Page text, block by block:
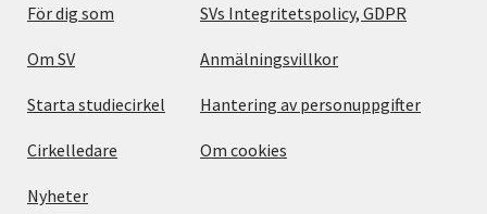
För dig som
Om SV
Starta studiecirkel
Cirkelledare
Nyheter
SVs Integritetspolicy, GDPR
Anmälningsvillkor
Hantering av personuppgifter
Om cookies